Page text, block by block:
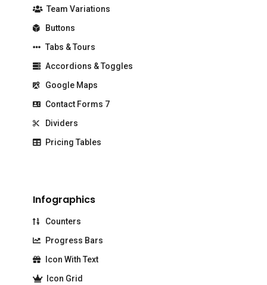
Team Variations
Buttons
Tabs & Tours
Accordions & Toggles
Google Maps
Contact Forms 7
Dividers
Pricing Tables
Infographics
Counters
Progress Bars
Icon With Text
Icon Grid